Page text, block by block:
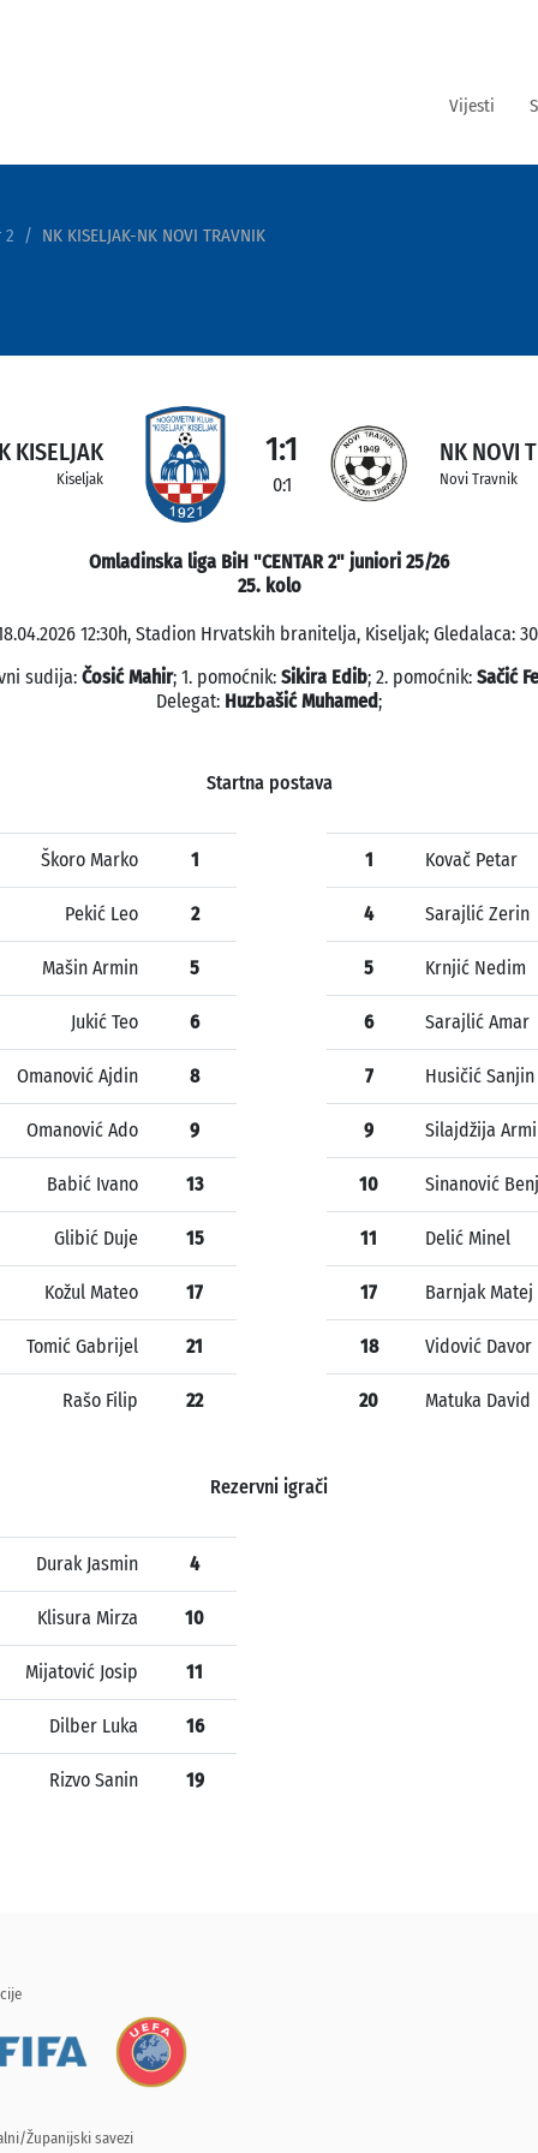
Vijesti
2 NK KISELJAK-NK NOVI TRAVNIK
KISELJAK
Kiseljak
1:1
0:1
NK NOVI
Novi Travnik
Omladinska liga BiH "CENTAR 2" juniori 25/26
25. kolo
12:30h, Stadion Hrvatskih branitelja, Kiseljak; Gledalaca:
sudija: Čosić Mahir; 1. pomoćnik: Sikira Edib; 2. pomoćnik: Sačić
Delegat: Huzbašić Muhamed;
Startna postava
Škoro Marko 1
Pekić Leo 2
Mašin Armin 5
Jukić Teo 6
Omanović Ajdin 8
Omanović Ado 9
Babić Ivano 13
Glibić Duje 15
Kožul Mateo 17
Tomić Gabrijel 21
Rašo Filip 22
1 Kovač Petar
4 Sarajlić Zerin
5 Krnjić Nedim
6 Sarajlić Amar
7 Husičić Sanjin
9 Silajdžija
10 Sinanović
11 Delić Minel
17 Barnjak Matej
18 Vidović Davor
20 Matuka David
Rezervni igrači
Durak Jasmin 4
Klisura Mirza 10
Mijatović Josip 11
Dilber Luka 16
Rizvo Sanin 19
Županijski savezi